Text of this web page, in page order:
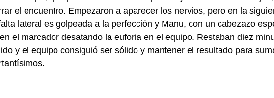
el encuentro. Empezaron a aparecer los nervios, pero en la
lateral es golpeada a la perfección y Manu, con un cabezazo
el marcador desatando la euforia en el equipo. Restaban diez
y el equipo consiguió ser sólido y mantener el resultado para